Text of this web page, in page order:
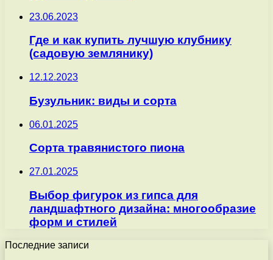
23.06.2023
Где и как купить лучшую клубнику
(садовую землянику)
12.12.2023
Бузульник: виды и сорта
06.01.2025
Сорта травянистого пиона
27.01.2025
Выбор фигурок из гипса для
ландшафтного дизайна: многообразие
форм и стилей
Последние записи